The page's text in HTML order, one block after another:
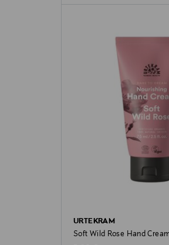
URTEKRAM
Soft Wild Rose Hand